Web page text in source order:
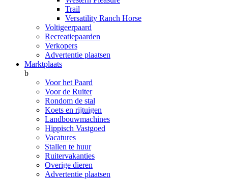
Trail
Versatility Ranch Horse
Voltigeerpaard
Recreatiepaarden
Verkopers
Advertentie plaatsen
Marktplaats
b
Voor het Paard
Voor de Ruiter
Rondom de stal
Koets en rijtuigen
Landbouwmachines
Hippisch Vastgoed
Vacatures
Stallen te huur
Ruitervakanties
Overige dieren
Advertentie plaatsen